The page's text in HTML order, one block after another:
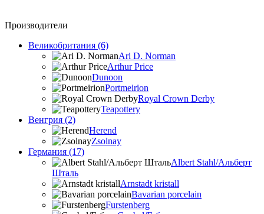
Производители
Великобритания (6)
Ari D. Norman
Arthur Price
Dunoon
Portmeirion
Royal Crown Derby
Teapottery
Венгрия (2)
Herend
Zsolnay
Германия (17)
Albert Stahl/Альбеpт
Шталь
Arnstadt kristall
Bavarian porcelain
Furstenberg